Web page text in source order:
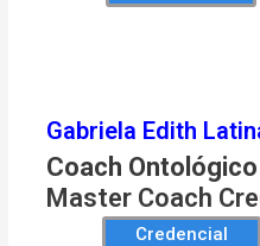
Gabriela Edith
Coach Ontológico
Master Coach
Credencial